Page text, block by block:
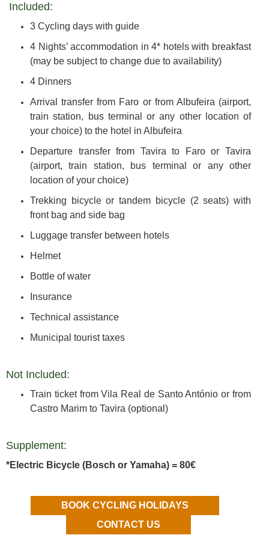
Included:
3 Cycling days with guide
4 Nights’ accommodation in 4* hotels with breakfast
(may be subject to change due to availability)
4 Dinners
Arrival transfer from Faro or from Albufeira (airport,
train station, bus terminal or any other location of
your choice) to the hotel in Albufeira
Departure transfer from Tavira to Faro or Tavira
(airport, train station, bus terminal or any other
location of your choice)
Trekking bicycle or tandem bicycle (2 seats) with
front bag and side bag
Luggage transfer between hotels
Helmet
Bottle of water
Insurance
Technical assistance
Municipal tourist taxes
Not Included:
Train ticket from Vila Real de Santo António or from
Castro Marim to Tavira (optional)
Supplement:
*Electric Bicycle (Bosch or Yamaha) = 80€
BOOK CYCLING HOLIDAYS
CONTACT US